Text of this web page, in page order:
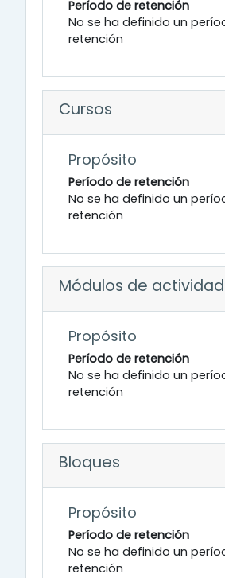
Período de retención
No se ha definido un
retención
Cursos
Propósito
Período de retención
No se ha definido un
retención
Módulos de actividad
Propósito
Período de retención
No se ha definido un
retención
Bloques
Propósito
Período de retención
No se ha definido un
retención